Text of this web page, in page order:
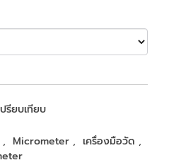
ปรียบเทียบ
, Micrometer , เครื่องมือวัด ,